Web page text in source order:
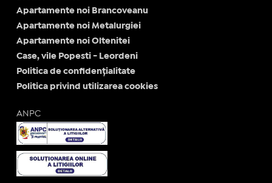
Apartamente noi Brancoveanu
Apartamente noi Metalurgiei
Apartamente noi Oltenitei
Case, vile Popesti - Leordeni
Politica de confidențialitate
Politica privind utilizarea cookies
ANPC